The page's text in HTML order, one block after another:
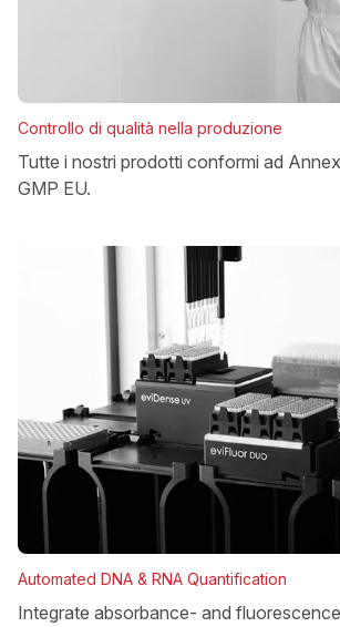
Controllo di qualità nella produzione
Tutte i nostri prodotti conformi ad
GMP EU.
Automated DNA & RNA Quantification
Integrate absorbance- and